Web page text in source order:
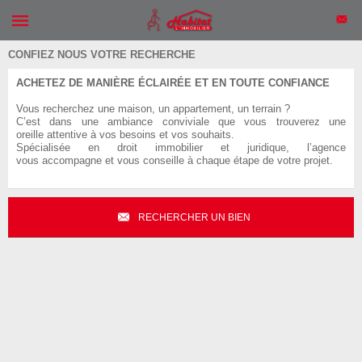
CONFIEZ NOUS VOTRE RECHERCHE
ACHETEZ DE MANIÈRE ÉCLAIRÉE ET EN TOUTE CONFIANCE
Vous recherchez une maison, un appartement, un terrain ?
C’est dans une ambiance conviviale que vous trouverez une
oreille attentive à vos besoins et vos souhaits.
Spécialisée en droit immobilier et juridique, l’agence
vous accompagne et vous conseille à chaque étape de votre projet.
RECHERCHER UN BIEN